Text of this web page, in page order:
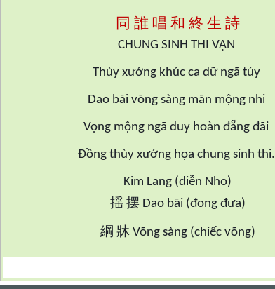
同 誰 唱 和 終 生 詩
CHUNG SINH THI VẬN
Thùy xướng khúc ca dữ ngã túy
Dao bãi võng sàng mãn mộng nhi
Vọng mộng ngã duy hoàn đẵng đãi
Đồng thùy xướng họa chung sinh thi.
Kim Lang (diễn Nho)
揺 摆Dao bãi (đong đưa)
綱 牀Võng sàng (chiếc võng)